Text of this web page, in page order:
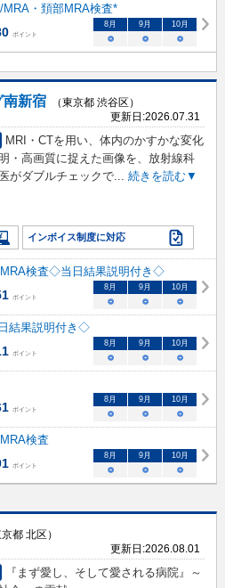
・頚部MRA検査*
ポイント
8 月 9 月 10月
○ ○ ○
南新宿
（東京都 渋谷区）
更新日:2026.07.31
MRI・CTを用い、体内のかすかな変化
・高画質に捉えた画像を、放射線科
がダブルチェックで... 続きを読む▼
インボイス制度に対応
検査◇当日結果説明付き◇
ポイント
8月 9月 10月
○ ○ ○
結果説明付き◇
ポイント
8月 9月 10月
○ ○ ○
ポイント
8月 9月 10月
○ ○ ○
検査
ポイント
8月 9月 10月
○ ○ ○
京都 北区）
更新日:2026.08.01
『まず愛し、そして愛される病院』～